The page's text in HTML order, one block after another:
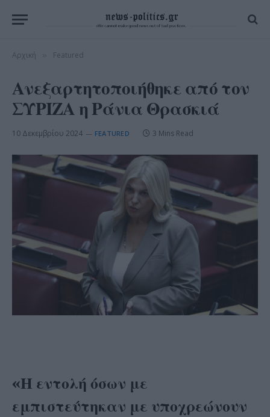
Αρχική Featured
Ανεξαρτητοποιήθηκε από τον
ΣΥΡΙΖΑ η Ράνια Θρασκιά
10 Δεκεμβρίου 2024 FEATURED 3 Mins Read
«Η εντολή όσων με
εμπιστεύτηκαν με υποχρεώνουν